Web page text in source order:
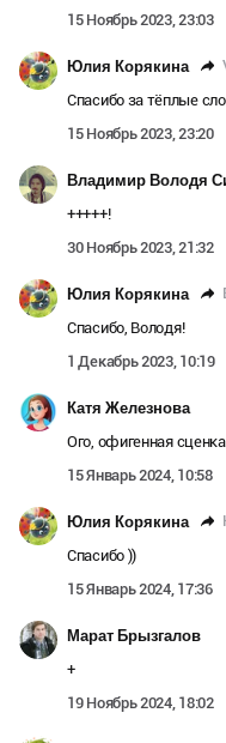
15 Ноябрь 2023, 23:03
Юлия Корякина
Спасибо за тёплые
15 Ноябрь 2023, 23:20
Владимир Володя
+++++!
30 Ноябрь 2023, 21:32
Юлия Корякина
Спасибо, Володя!
1 Декабрь 2023, 10:19
Катя Железнова
Ого, офигенная
15 Январь 2024, 10:58
Юлия Корякина
Спасибо ))
15 Январь 2024, 17:36
Марат Брызгалов
+
19 Ноябрь 2024, 18:02